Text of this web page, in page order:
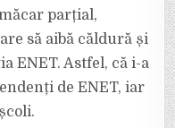
parțial,
să aibă căldură și
ENET. Astfel, că i-a
de ENET, iar